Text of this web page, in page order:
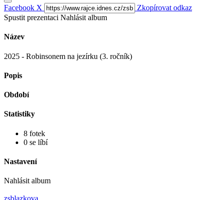
Facebook X
Zkopírovat odkaz
Spustit prezentaci Nahlásit album
Název
2025 - Robinsonem na jezírku (3. ročník)
Popis
Období
Statistiky
8 fotek
0 se líbí
Nastavení
Nahlásit album